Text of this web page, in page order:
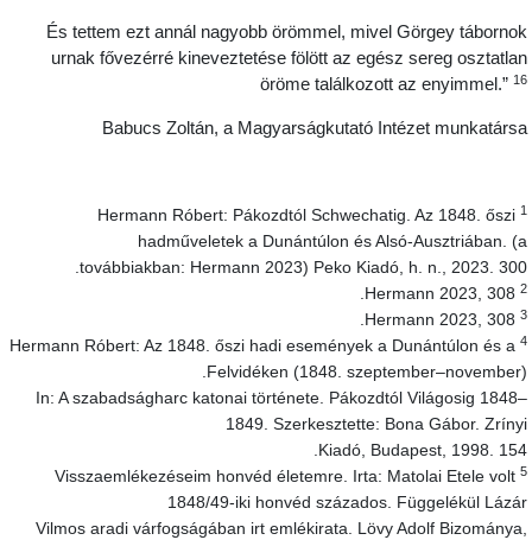
És tettem ezt annál nagyobb örömmel, mivel Görgey
urnak fővezérré kineveztetése fölött az egész sereg
öröme találkozott az enyimmel.”
Babucs Zoltán, a Magyarságkutató Intézet
Hermann Róbert: Pákozdtól Schwechatig. Az 1848. őszi
hadműveletek a Dunántúlon és Alsó-Ausztriában.
továbbiakban: Hermann 2023) Peko Kiadó, h. n., 2023.
Hermann 2023, 308.
Hermann 2023, 308.
Hermann Róbert: Az 1848. őszi hadi események a Dunántúlon és a
Felvidéken (1848.
In: A szabadságharc katonai története. Pákozdtól Világosig
1849. Szerkesztette: Bona Gábor.
Kiadó, Budapest, 1998.
Visszaemlékezéseim honvéd életemre. Irta: Matolai Etele volt
1848/49-iki honvéd százados. Függelékül
Vilmos aradi várfogságában irt emlékirata. Lövy Adolf